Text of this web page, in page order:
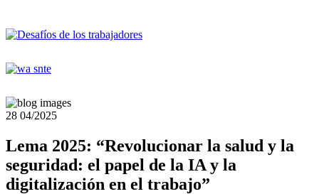
28 04/2025
Lema 2025: “Revolucionar la salud y la
seguridad: el papel de la IA y la
digitalización en el trabajo”